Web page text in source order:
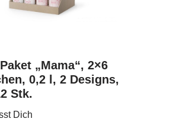
„Mama“, 2×6
0,2 l, 2 Designs,
Stk.
Dich